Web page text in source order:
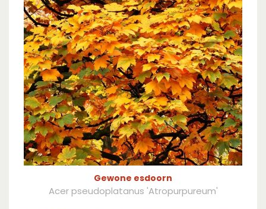
Gewone esdoorn
Acer pseudoplatanus 'Atropurpureum'